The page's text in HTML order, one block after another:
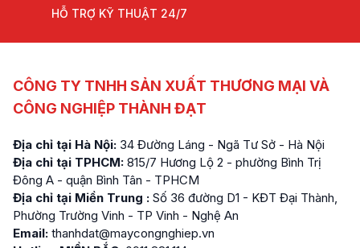
HỖ TRỢ KỸ THUẬT 24/7
CÔNG TY TNHH SẢN XUẤT THƯƠNG MẠI VÀ
CÔNG NGHIỆP THÀNH ĐẠT
Địa chỉ tại Hà Nội: 34 Đường Láng - Ngã Tư Sở - Hà Nội
Địa chỉ tại TPHCM: 815/7 Hương Lộ 2 - phường Bình Trị
Đông A - quận Bình Tân - TPHCM
Địa chỉ tại Miền Trung : Số 36 đường D1 - KĐT Đại Thành,
Phường Trường Vinh - TP Vinh - Nghệ An
Email: thanhdat@maycongnghiep.vn